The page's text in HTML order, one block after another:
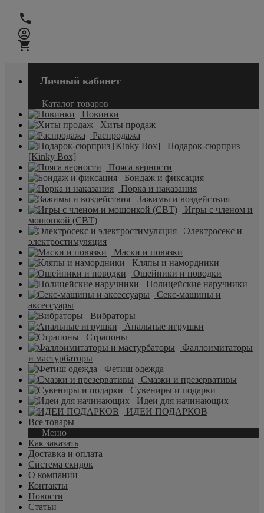
Личный кабинет
Каталог товаров
Новинки
Хиты продаж
Распродажа
Подарок-сюрприз
[Kinky Box]
Пояса верности
Бондаж и фиксация
Порка и наказания
Зажимы и воздействия
Игры с членом и
мошонкой (CBT)
Электросекс и
электростимуляция
Маски и повязки
Кляпы и намордники
Ошейники и поводки
Полицейские наручники
Секс-машины и
аксессуары
Вибраторы
Анальные игрушки
Страпоны
Фаллоимитаторы
и мастурбаторы
Фетиш одежда
Смазки и презервативы
Сувениры и подарки
Идеи для начинающих
ИДЕИ ПОДАРКОВ
Все товары
Меню
Как заказать
Доставка и оплата
Система скидок
О компании
Контакты
Новости
Статьи